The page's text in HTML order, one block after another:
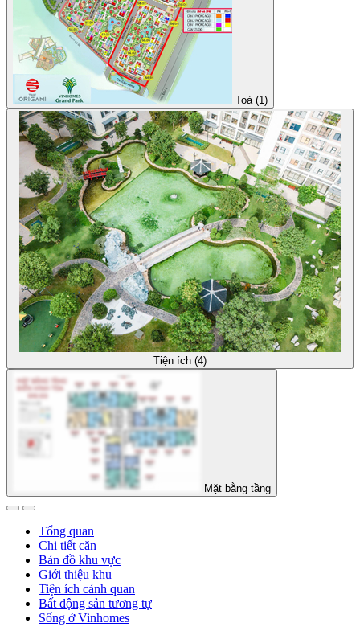
Toà (1)
Tiện ích (4)
Mặt bằng tầng
Tổng quan
Chi tiết căn
Bản đồ khu vực
Giới thiệu khu
Tiện ích cảnh quan
Bất động sản tương tự
Sống ở Vinhomes